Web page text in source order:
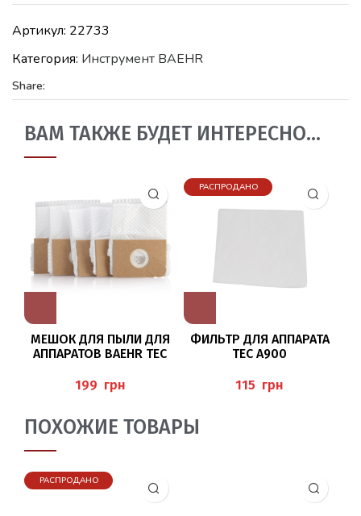
Артикул: 22733
Категория: Инструмент BAEHR
Share:
ВАМ ТАКЖЕ БУДЕТ ИНТЕРЕСНО…
МЕШОК ДЛЯ ПЫЛИ ДЛЯ
АППАРАТОВ BAEHR TEC
грн
РАСПРОДАНО
ФИЛЬТР ДЛЯ АППАРАТА
TEC A900
грн
ПОХОЖИЕ ТОВАРЫ
РАСПРОДАНО